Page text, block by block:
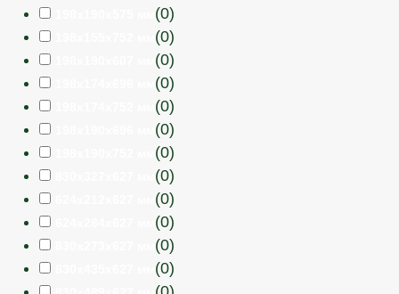
(0)
(0)
(0)
(0)
(0)
(0)
(0)
(0)
(0)
(0)
(0)
(0)